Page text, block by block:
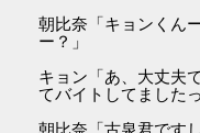
朝比奈「キョンくん
ー？」
キョン「あ、大丈夫
てバイトしてました
朝比奈「古泉君です